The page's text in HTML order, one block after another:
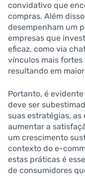
convidativo que
compras. Além
desempenham um
empresas que
eficaz, como via
vínculos mais fortes
resultando em
Portanto, é
deve ser
suas estratégias, as
aumentar a
um crescimento
contexto do e-
estas práticas é
de consumidores